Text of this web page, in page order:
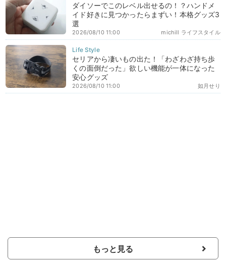
ダイソーでこのレベル出せるの！？ハンドメ
イド好きに見つかったらまずい！本格グッズ3
選
michill ライフスタイル
2026/08/10 11:00
セリアから凄いもの出た！「わざわざ持ち歩
くの面倒だった」欲しい機能が一体になった
安心グッズ
如月せり
2026/08/10 11:00
もっと見る